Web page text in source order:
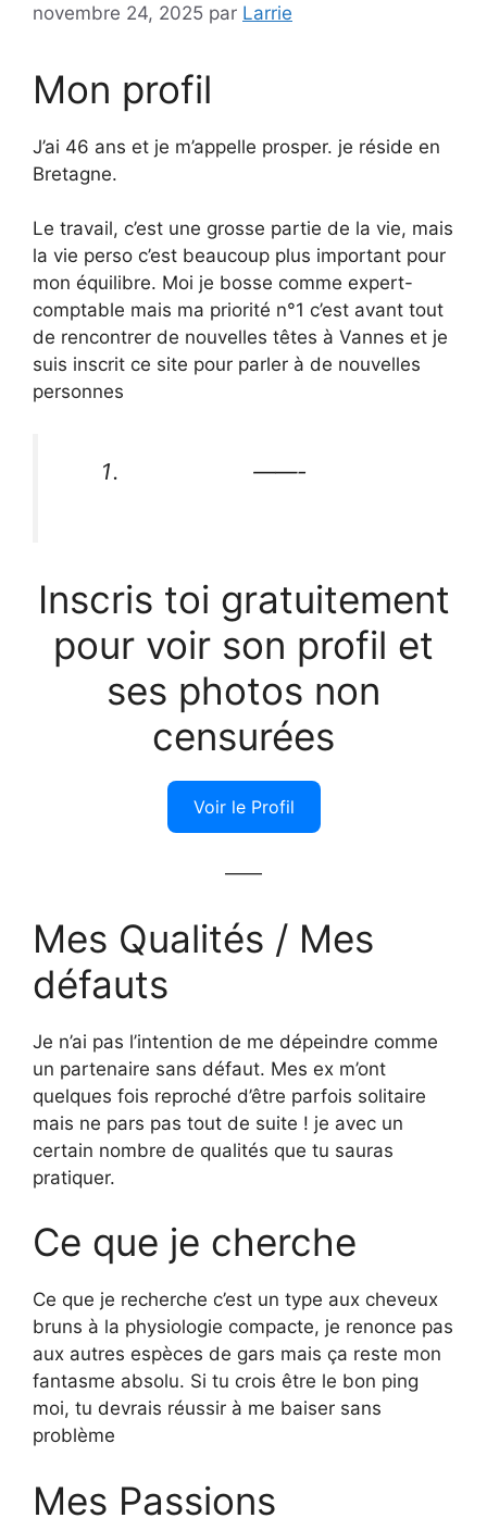
novembre 24, 2025 par Larrie
Mon profil
J’ai 46 ans et je m’appelle prosper. je réside en
Bretagne.
Le travail, c’est une grosse partie de la vie, mais
la vie perso c’est beaucoup plus important pour
mon équilibre. Moi je bosse comme expert-
comptable mais ma priorité n°1 c’est avant tout
de rencontrer de nouvelles têtes à Vannes et je
suis inscrit ce site pour parler à de nouvelles
personnes
——-
Inscris toi gratuitement
pour voir son profil et
ses photos non
censurées
Voir le Profil
——
Mes Qualités / Mes
défauts
Je n’ai pas l’intention de me dépeindre comme
un partenaire sans défaut. Mes ex m’ont
quelques fois reproché d’être parfois solitaire
mais ne pars pas tout de suite ! je avec un
certain nombre de qualités que tu sauras
pratiquer.
Ce que je cherche
Ce que je recherche c’est un type aux cheveux
bruns à la physiologie compacte, je renonce pas
aux autres espèces de gars mais ça reste mon
fantasme absolu. Si tu crois être le bon ping
moi, tu devrais réussir à me baiser sans
problème
Mes Passions